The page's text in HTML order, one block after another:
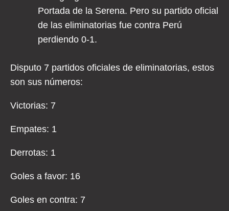
Portada de la Serena. Pero su partido oficial
de las eliminatorias fue contra Perú
perdiendo 0-1.
Disputo 7 partidos oficiales de eliminatorias, estos
son sus números:
Victorias: 7
Empates: 1
Derrotas: 1
Goles a favor: 16
Goles en contra: 7